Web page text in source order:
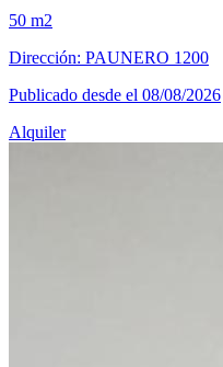
50 m2
Dirección: PAUNERO 1200
Publicado desde el 08/08/2026
Alquiler